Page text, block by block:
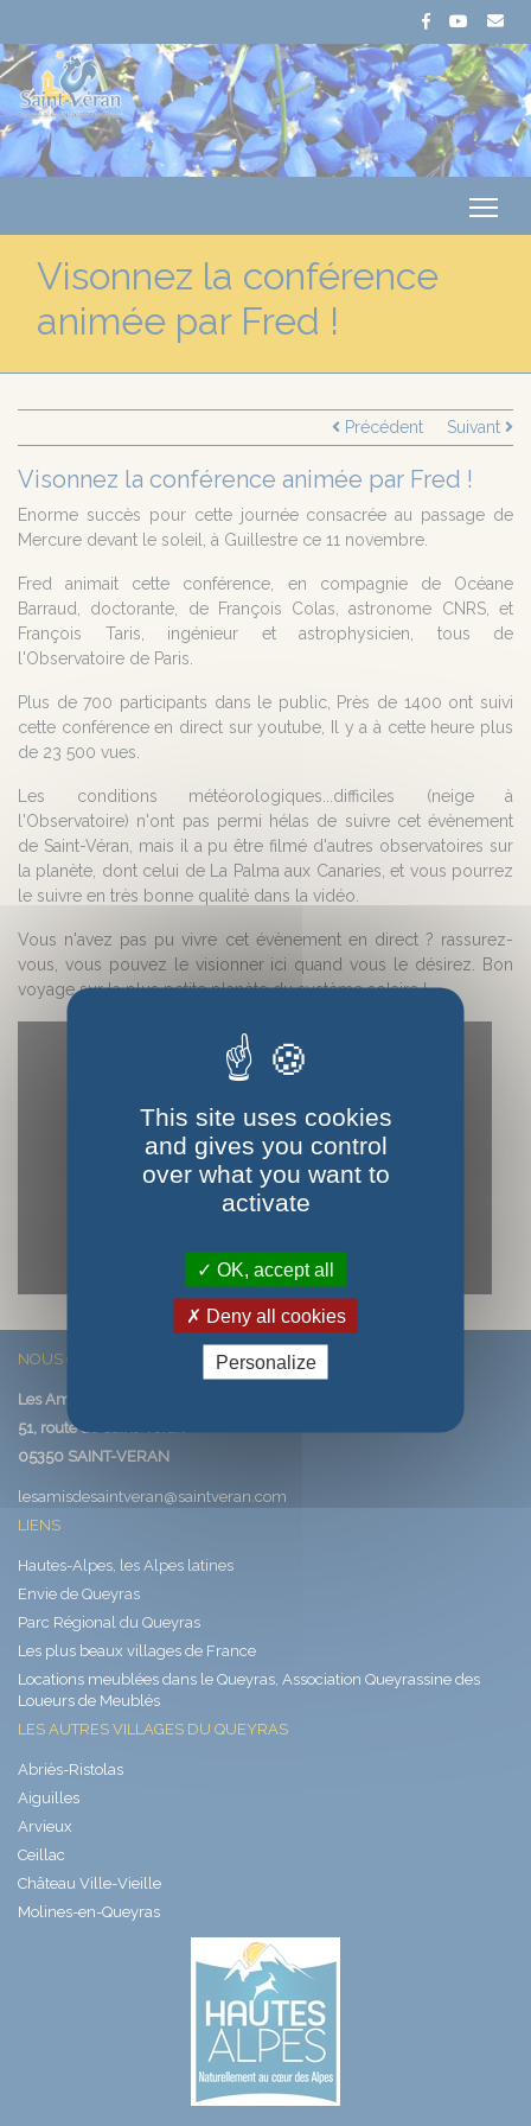
Visonnez la conférence
animée par Fred !
Précédent Suivant
Visonnez la conférence animée par Fred !
Enorme succès pour cette journée consacrée au passage de
Mercure devant le soleil, à Guillestre ce 11 novembre.
Fred animait cette conférence, en compagnie de Océane
Barraud, doctorante, de François Colas, astronome CNRS, et
François Taris, ingénieur et astrophysicien, tous de
l'Observatoire de Paris.
Plus de 700 participants dans le public, Près de 1400 ont suivi
cette conférence en direct sur youtube, Il y a à cette heure plus
de 23 500 vues.
Les conditions météorologiques...difficiles (neige à
l'Observatoire) n'ont pas permi hélas de suivre cet évènement
de Saint-Véran, mais il a pu être filmé d'autres observatoires sur
la planète, dont celui de La Palma aux Canaries, et vous pourrez
le suivre en très bonne qualité dans la vidéo.
Vous n'avez pas pu vivre cet évènement en direct ? rassurez-
vous, vous pouvez le visionner ici quand vous le désirez. Bon
voyage sur la plus petite planète du système solaire !.
YouTube is disabled. Allow
NOUS CONTACTER
Les Amis de Saint-Véran
51, route de Saint-Véran
05350 SAINT-VERAN
lesamisdesaintveran@saintveran.com
LIENS
Hautes-Alpes, les Alpes latines
Envie de Queyras
Parc Régional du Queyras
Les plus beaux villages de France
Locations meublées dans le Queyras, Association Queyrassine des
Loueurs de Meublés
LES AUTRES VILLAGES DU QUEYRAS
Abriès-Ristolas
Aiguilles
Arvieux
Ceillac
Château Ville-Vieille
Molines-en-Queyras
This site uses cookies
and gives you control
over what you want to
activate
OK, accept all
Deny all cookies
Personalize